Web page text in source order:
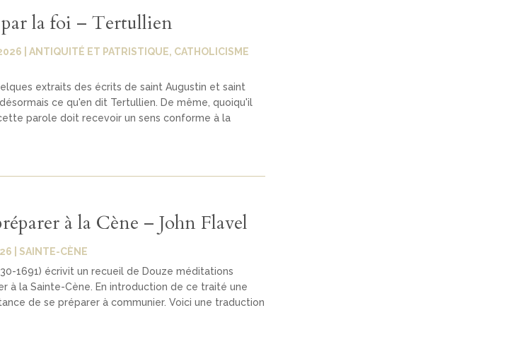
par la foi – Tertullien
ANTIQUITÉ ET PATRISTIQUE, CATHOLICISME
extraits des écrits de saint Augustin et saint
ce qu'en dit Tertullien. De même, quoiqu'il
parole doit recevoir un sens conforme à la
à la Cène – John Flavel
SAINTE-CÈNE
1691) écrivit un recueil de Douze méditations
à la Sainte-Cène. En introduction de ce traité une
de se préparer à communier. Voici une traduction